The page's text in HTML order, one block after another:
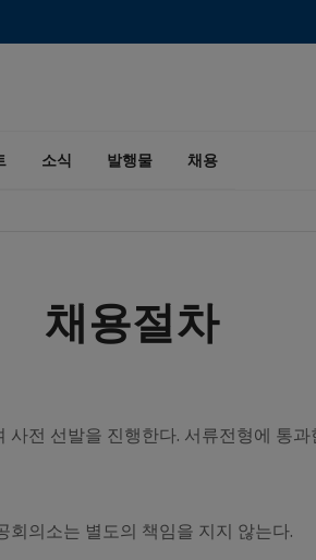
소식 발행물 채용
채용절차
전 선발을 진행한다. 서류전형에 통
의소는 별도의 책임을 지지 않는다.